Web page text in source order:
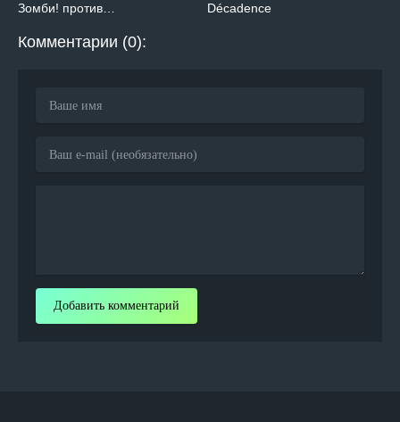
Зомби! против… Décadence
Комментарии (0):
Добавить комментарий